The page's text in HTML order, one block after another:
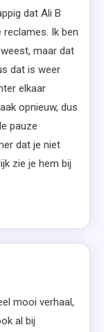
dat Ali B
Ik ben
maar dat
dat is weer
elkaar
opnieuw, dus
pauze
dat je niet
zie je hem bij
mooi verhaal,
al bij